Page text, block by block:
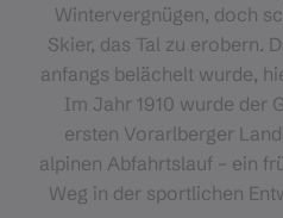
Wintervergnügen, doch
Skier, das Tal zu erobern.
anfangs belächelt wurde,
Im Jahr 1910 wurde der
ersten Vorarlberger
alpinen Abfahrtslauf – ein
Weg in der sportlichen